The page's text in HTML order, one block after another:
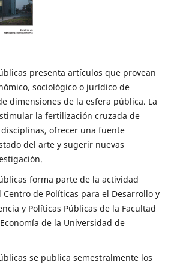
presenta artículos que provean
sociológico o jurídico de
dimensiones de la esfera pública. La
la fertilización cruzada de
ofrecer una fuente
del arte y sugerir nuevas
forma parte de la actividad
de Políticas para el Desarrollo y
y Políticas Públicas de la Facultad
de la Universidad de
se publica semestralmente los